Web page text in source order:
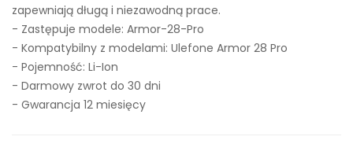
zapewniają długą i niezawodną prace.
- Zastępuje modele: Armor-28-Pro
- Kompatybilny z modelami: Ulefone Armor 28 Pro
- Pojemność: Li-Ion
- Darmowy zwrot do 30 dni
- Gwarancja 12 miesięcy